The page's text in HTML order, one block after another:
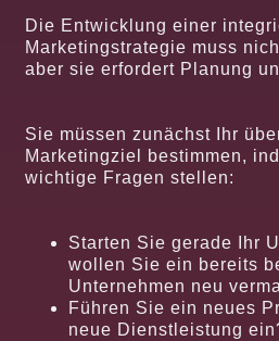
Die Entwicklung einer
Marketingstrategie muss
aber sie erfordert Planung
Sie müssen zunächst Ihr
Marketingziel bestimmen,
wichtige Fragen stellen:
Starten Sie gerade Ihr
wollen Sie ein bereits
Unternehmen neu
Führen Sie ein neues
neue Dienstleistung